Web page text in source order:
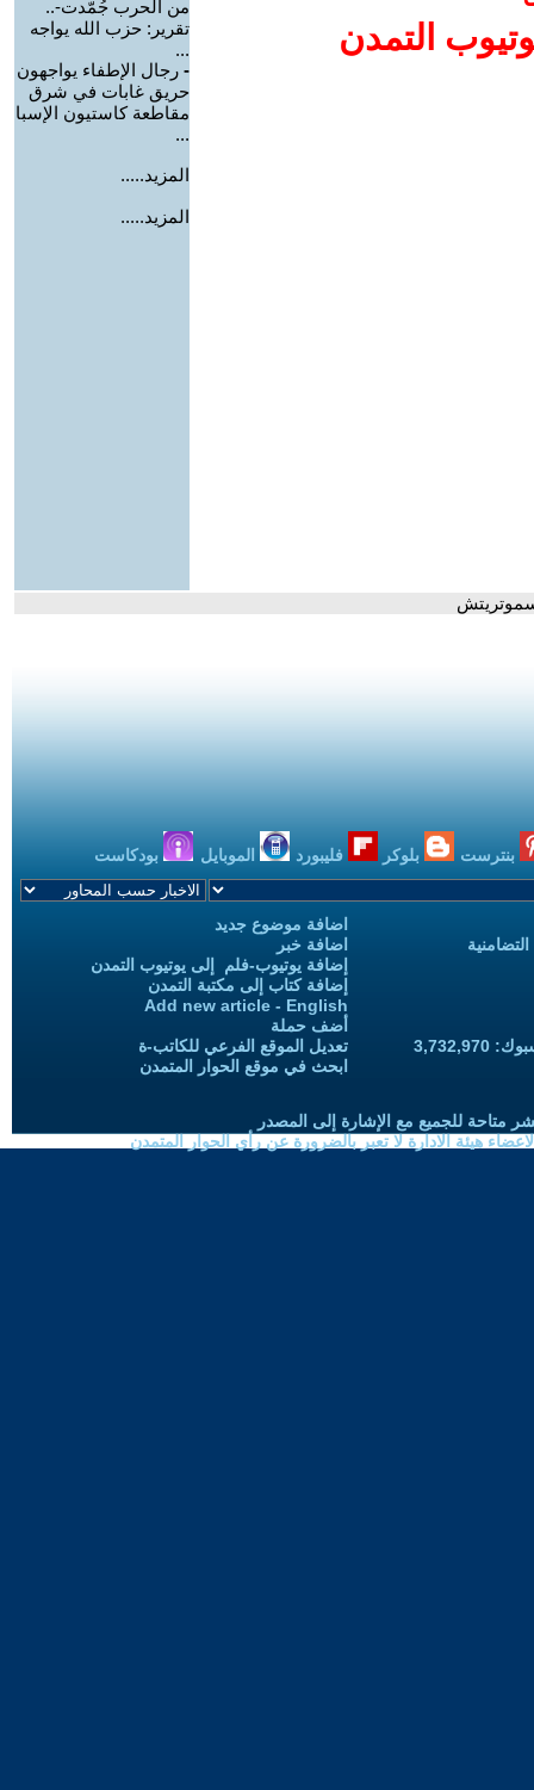
التمدن
من الحرب جُمّدت-..
تقرير: حزب الله يواجه
...
- رجال الإطفاء يواجهون
حريق غابات في شرق
مقاطعة كاستيون الإسبا
...
المزيد.....
المزيد.....
سموتريتش
بنترست بلوكر فليبورد الموبايل بودكاست
اضافة موضوع جديد
اضافة خبر
إضافة يوتيوب-فلم إلى يوتيوب التمدن
إضافة كتاب إلى مكتبة التمدن
Add new article - English
أضف حملة
تعديل الموقع الفرعي للكاتب-ة
ابحث في موقع الحوار المتمدن
متاحة للجميع مع الإشارة إلى المصدر
هيئة الادارة لا تعبر بالضرورة عن رأي الحوار المتمدن